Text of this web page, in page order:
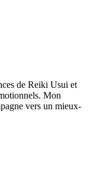
de Reiki Usui et
Mon
vers un mieux-